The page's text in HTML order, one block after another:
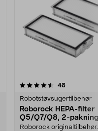
48
Robotstøvsugertilbehør
Roborock HEPA-filter
Q5/Q7/Q8, 2-pakning
Roborock originaltilbehør.
3.0 av 5 stjerner